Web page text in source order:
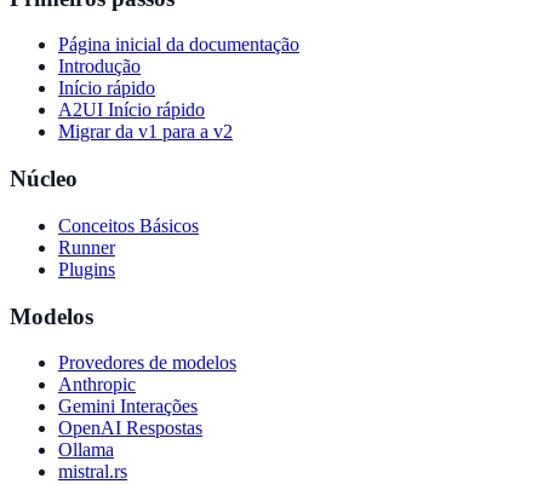
Página inicial da documentação
Introdução
Início rápido
A2UI Início rápido
Migrar da v1 para a v2
Núcleo
Conceitos Básicos
Runner
Plugins
Modelos
Provedores de modelos
Anthropic
Gemini Interações
OpenAI Respostas
Ollama
mistral.rs